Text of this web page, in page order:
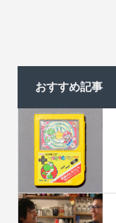
おすすめ記事